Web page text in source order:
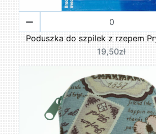
Poduszka do szpilek z rzepem
19,50zł